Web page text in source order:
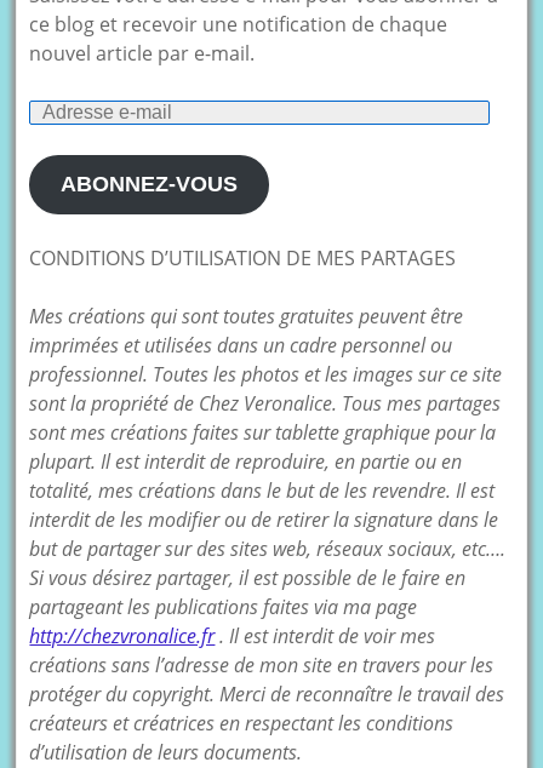
ce blog et recevoir une notification de chaque
nouvel article par e-mail.
Adresse
mail
ABONNEZ-VOUS
CONDITIONS D’UTILISATION DE MES PARTAGES
Mes créations qui sont toutes gratuites peuvent être
imprimées et utilisées dans un cadre personnel ou
professionnel. Toutes les photos et les images sur ce site
sont la propriété de Chez Veronalice. Tous mes partages
sont mes créations faites sur tablette graphique pour la
plupart. Il est interdit de reproduire, en partie ou en
totalité, mes créations dans le but de les revendre. Il est
interdit de les modifier ou de retirer la signature dans le
but de partager sur des sites web, réseaux sociaux, etc….
Si vous désirez partager, il est possible de le faire en
partageant les publications faites via ma page
http://chezvronalice.fr. Il est interdit de voir mes
créations sans l’adresse de mon site en travers pour les
protéger du copyright. Merci de reconnaître le travail des
créateurs et créatrices en respectant les conditions
d’utilisation de leurs documents.